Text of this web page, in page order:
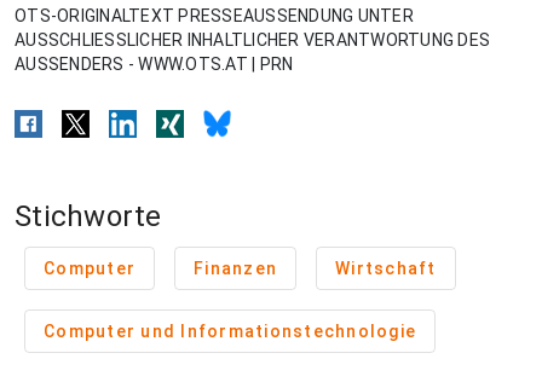
OTS-ORIGINALTEXT PRESSEAUSSENDUNG UNTER
AUSSCHLIESSLICHER INHALTLICHER VERANTWORTUNG DES
AUSSENDERS - WWW.OTS.AT | PRN
Stichworte
Computer Finanzen Wirtschaft
Computer und Informationstechnologie